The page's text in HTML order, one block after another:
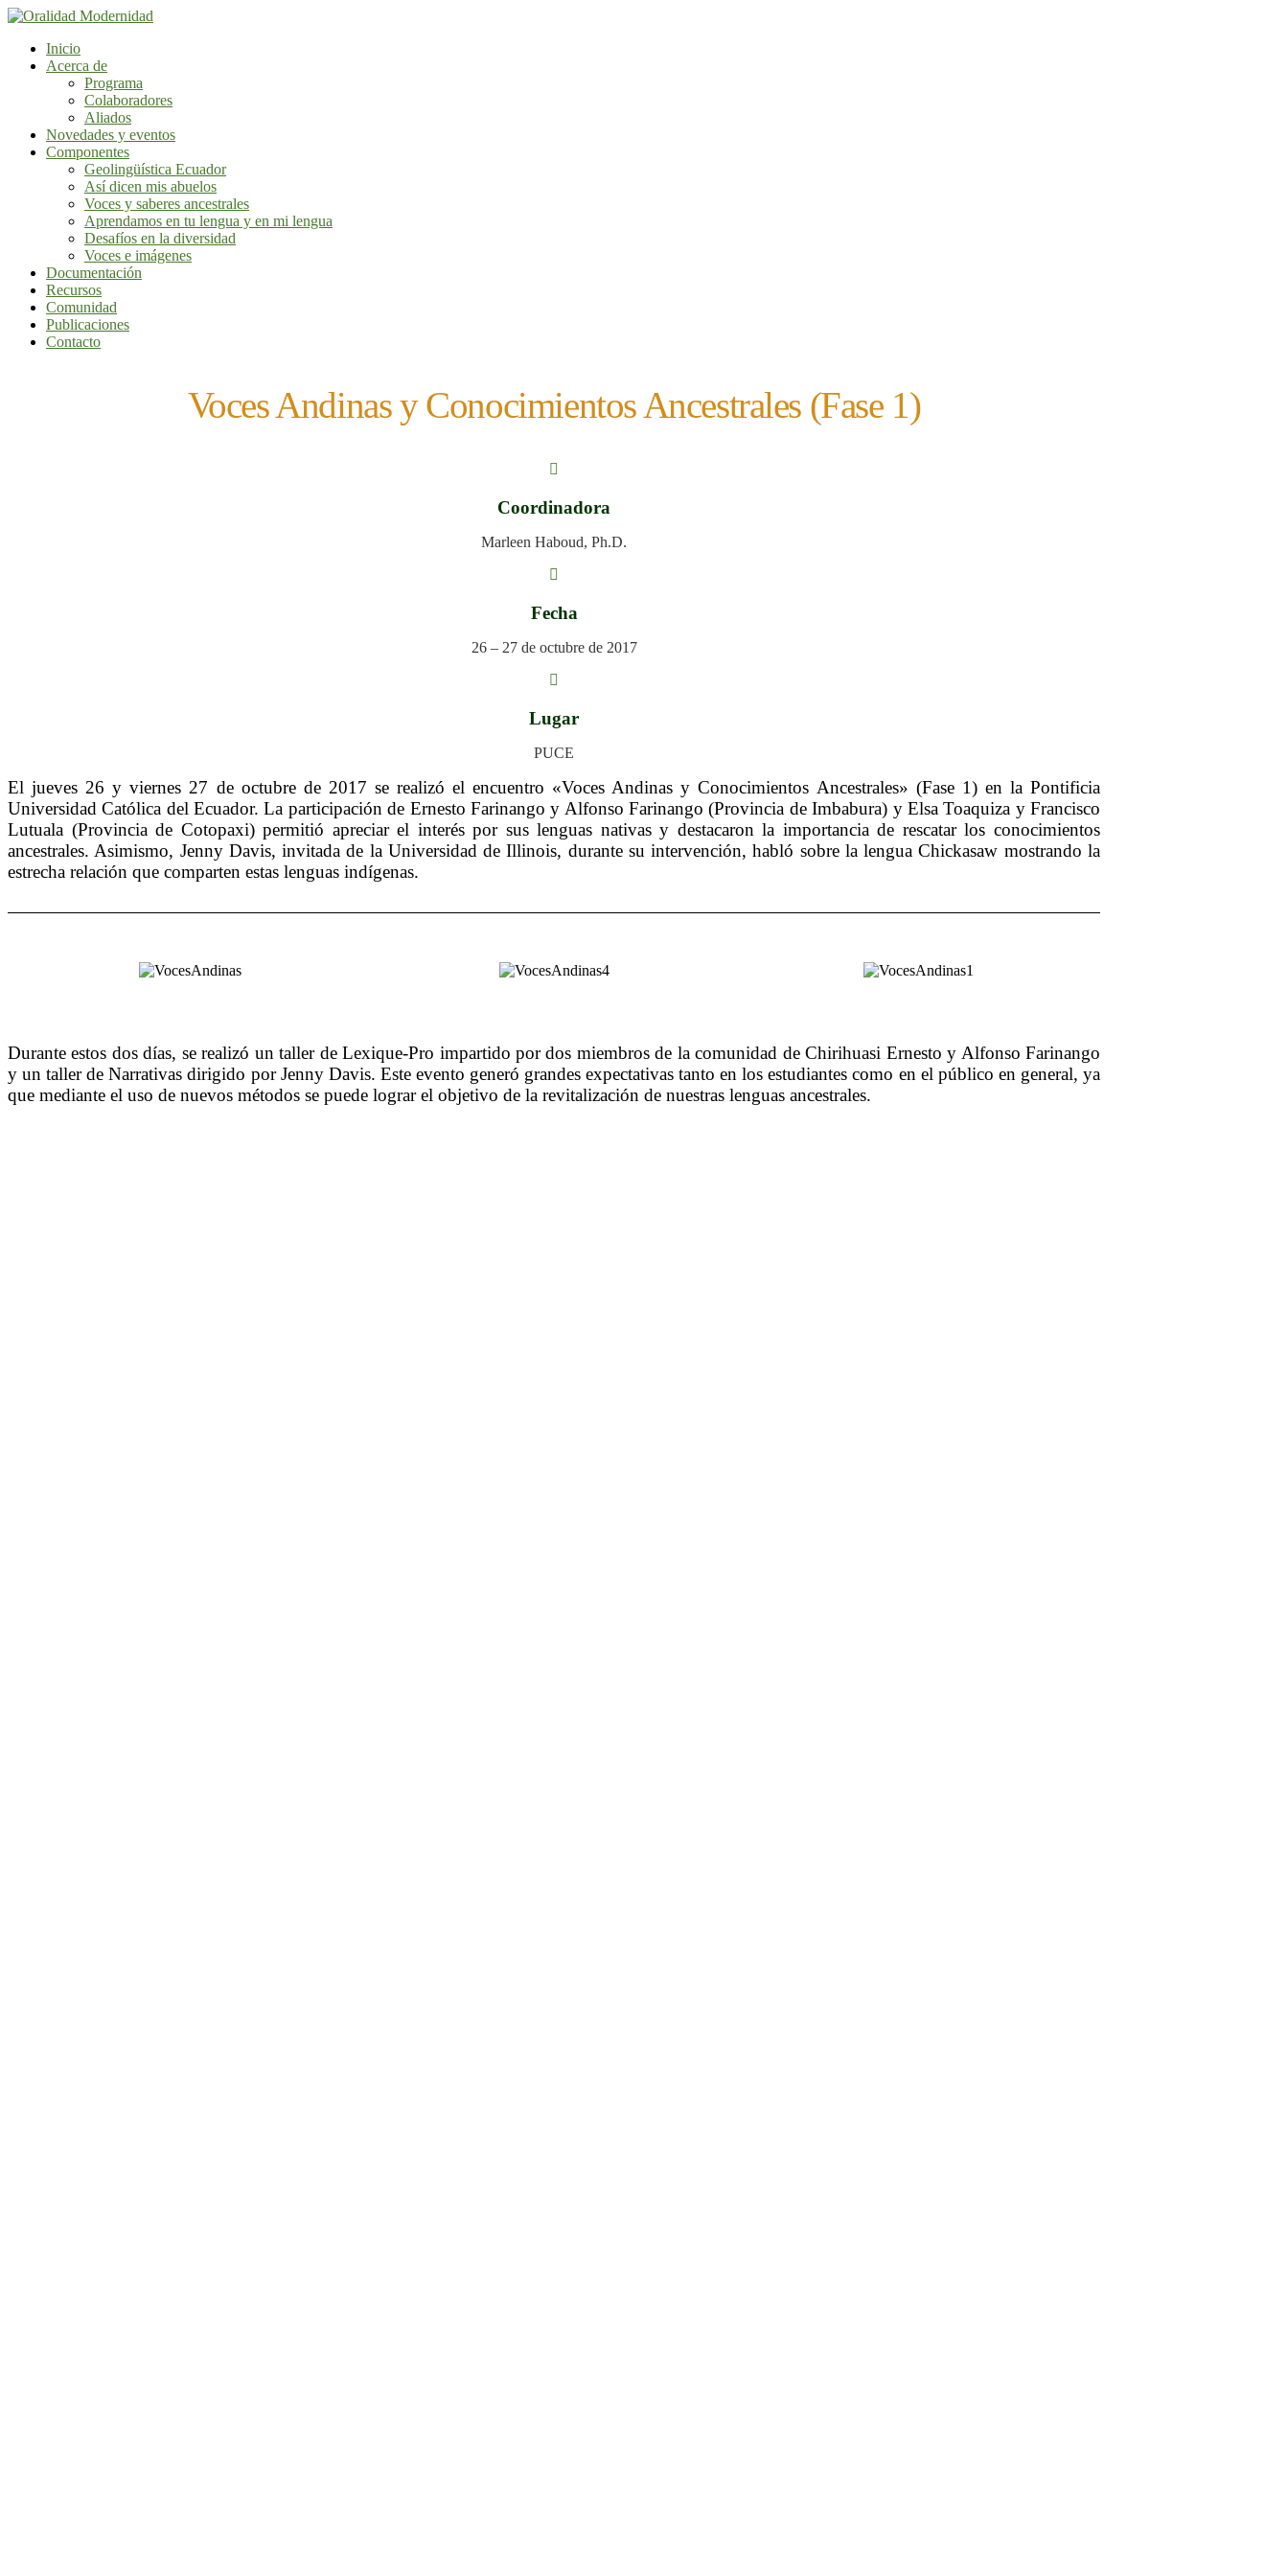
Inicio
Acerca de
Programa
Colaboradores
Aliados
Novedades y eventos
Componentes
Geolingüística Ecuador
Así dicen mis abuelos
Voces y saberes ancestrales
Aprendamos en tu lengua y en mi lengua
Desafíos en la diversidad
Voces e imágenes
Documentación
Recursos
Comunidad
Publicaciones
Contacto
Voces Andinas y Conocimientos Ancestrales (Fase 1)
Coordinadora
Marleen Haboud, Ph.D.
Fecha
26 – 27 de octubre de 2017
Lugar
PUCE
El jueves 26 y viernes 27 de octubre de 2017 se realizó el encuentro «Voces Andinas y Conocimientos Ancestrales» (Fase 1) en la Pontificia
Universidad Católica del Ecuador. La participación de Ernesto Farinango y Alfonso Farinango (Provincia de Imbabura) y Elsa Toaquiza y Francisco
Lutuala (Provincia de Cotopaxi) permitió apreciar el interés por sus lenguas nativas y destacaron la importancia de rescatar los conocimientos
ancestrales. Asimismo, Jenny Davis, invitada de la Universidad de Illinois, durante su intervención, habló sobre la lengua Chickasaw mostrando la
estrecha relación que comparten estas lenguas indígenas.
Durante estos dos días, se realizó un taller de Lexique-Pro impartido por dos miembros de la comunidad de Chirihuasi Ernesto y Alfonso Farinango
y un taller de Narrativas dirigido por Jenny Davis. Este evento generó grandes expectativas tanto en los estudiantes como en el público en general, ya
que mediante el uso de nuevos métodos se puede lograr el objetivo de la revitalización de nuestras lenguas ancestrales.